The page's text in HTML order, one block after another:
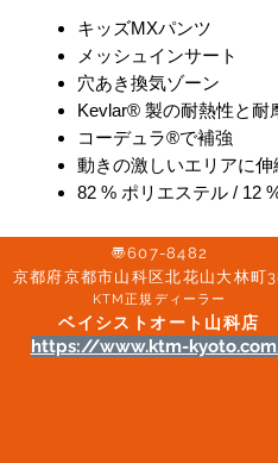
キッズMXパンツ
メッシュインサート
穴あき換気ゾーン
Kevlar® 製の耐熱性と耐
コーデュラ®で補強
動きの激しいエリアに
82 % ポリエステル / 12
〠607-8482
京都府京都市山科区北花山大林町
KTM正規ディーラー
ベイシストオート山科店
https://www.ktm-